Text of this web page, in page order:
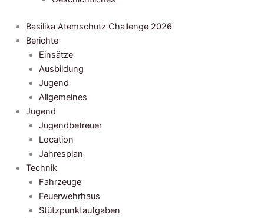
Basilika Atemschutz Challenge 2026
Berichte
Einsätze
Ausbildung
Jugend
Allgemeines
Jugend
Jugendbetreuer
Location
Jahresplan
Technik
Fahrzeuge
Feuerwehrhaus
Stützpunktaufgaben